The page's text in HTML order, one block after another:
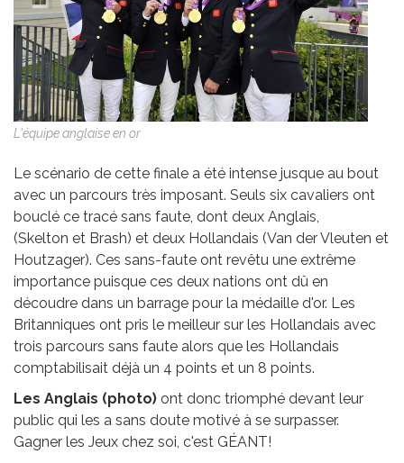
L'équipe anglaise en or
Le scénario de cette finale a été intense jusque au bout
avec un parcours très imposant. Seuls six cavaliers ont
bouclé ce tracé sans faute, dont deux Anglais,
(Skelton et Brash) et deux Hollandais (Van der Vleuten et
Houtzager). Ces sans-faute ont revêtu une extrême
importance puisque ces deux nations ont dû en
découdre dans un barrage pour la médaille d'or. Les
Britanniques ont pris le meilleur sur les Hollandais avec
trois parcours sans faute alors que les Hollandais
comptabilisait déjà un 4 points et un 8 points.
Les Anglais (photo) ont donc triomphé devant leur
public qui les a sans doute motivé à se surpasser.
Gagner les Jeux chez soi, c'est GÉANT!